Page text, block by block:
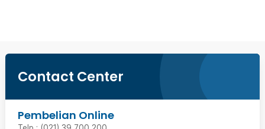
Contact Center
Pembelian Online